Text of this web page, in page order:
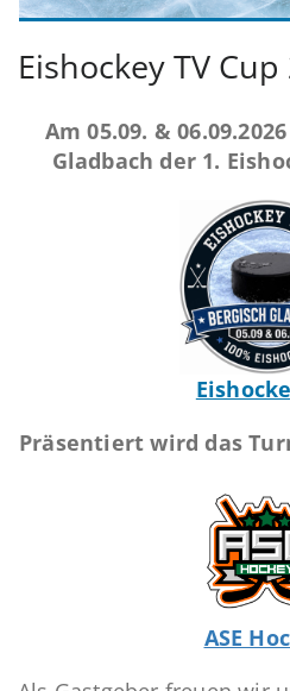
Eishockey TV Cup
Am 05.09. &
Gladbach der 1.
Präsentiert wird das
ASE